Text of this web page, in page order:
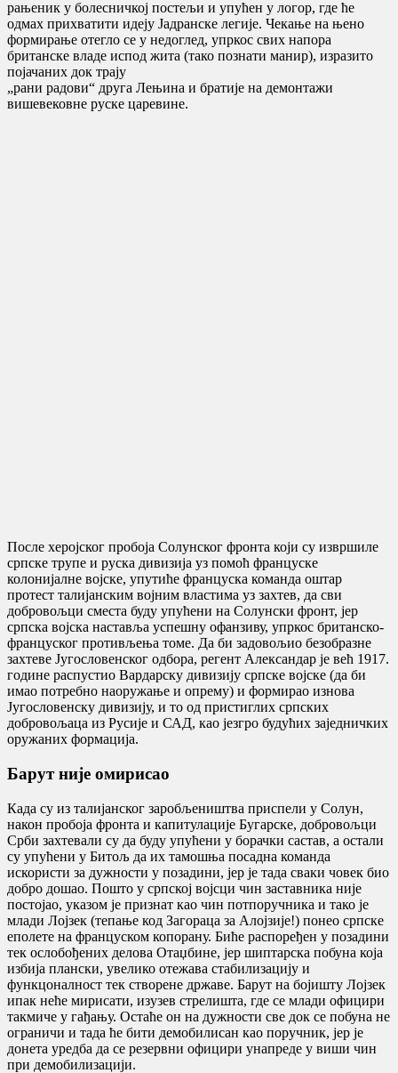
рањеник у болесничкој постељи и упућен у логор, где ће
одмах прихватити идеју Јадранске легије. Чекање на њено
формирање отегло се у недоглед, упркос свих напора
британске владе испод жита (тако познати манир), изразито
појачаних док трају
„рани радови“ друга Лењина и братије на демонтажи
вишевековне руске царевине.
После херојског пробоја Солунског фронта који су извршиле
српске трупе и руска дивизија уз помоћ француске
колонијалне војске, упутиће француска команда оштар
протест талијанским војним властима уз захтев, да сви
добровољци сместа буду упућени на Солунски фронт, јер
српска војска наставља успешну офанзиву, упркос британско-
француског противљења томе. Да би задовољио безобразне
захтеве Југословенског одбора, регент Александар је већ 1917.
године распустио Вардарску дивизију српске војске (да би
имао потребно наоружање и опрему) и формирао изнова
Југословенску дивизију, и то од пристиглих српских
добровољаца из Русије и САД, као језгро будућих заједничких
оружаних формација.
Барут није омирисао
Када су из талијанског заробљеништва приспели у Солун,
након пробоја фронта и капитулације Бугарске, добровољци
Срби захтевали су да буду упућени у борачки састав, а остали
су упућени у Битољ да их тамошња посадна команда
искористи за дужности у позадини, јер је тада сваки човек био
добро дошао. Пошто у српској војсци чин заставника није
постојао, указом је признат као чин потпоручника и тако је
млади Лојзек (тепање код Загораца за Алојзије!) понео српске
еполете на француском копорану. Биће распоређен у позадини
тек ослобођених делова Отаџбине, јер шиптарска побуна која
избија плански, увелико отежава стабилизацију и
функцоналност тек створене државе. Барут на бојишту Лојзек
ипак неће мирисати, изузев стрелишта, где се млади официри
такмиче у гађању. Остаће он на дужности све док се побуна не
ограничи и тада ће бити демобилисан као поручник, јер је
донета уредба да се резервни официри унапреде у виши чин
при демобилизацији.